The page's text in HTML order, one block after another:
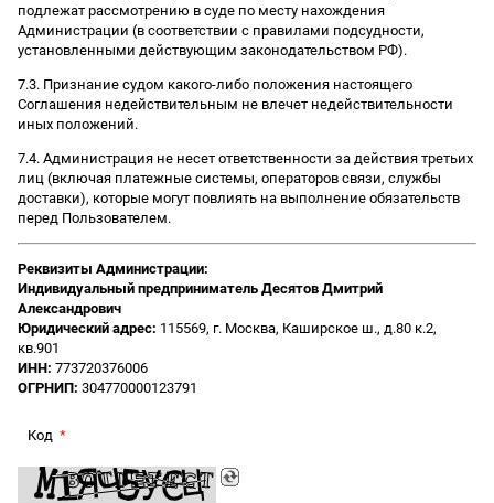
подлежат рассмотрению в суде по месту нахождения
Администрации (в соответствии с правилами подсудности,
установленными действующим законодательством РФ).
7.3. Признание судом какого-либо положения настоящего
Соглашения недействительным не влечет недействительности
иных положений.
7.4. Администрация не несет ответственности за действия третьих
лиц (включая платежные системы, операторов связи, службы
доставки), которые могут повлиять на выполнение обязательств
перед Пользователем.
Реквизиты Администрации:
Индивидуальный предприниматель Десятов Дмитрий
Александрович
Юридический адрес: 115569, г. Москва, Каширское ш., д.80 к.2,
кв.901
ИНН: 773720376006
ОГРНИП: 304770000123791
Код